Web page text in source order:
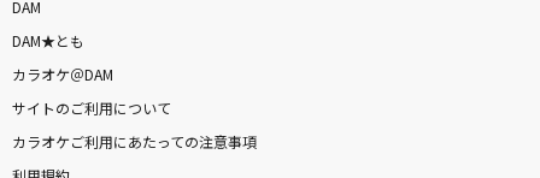
DAM
DAM★とも
カラオケ＠DAM
サイトのご利用について
カラオケご利用にあたっての注意事項